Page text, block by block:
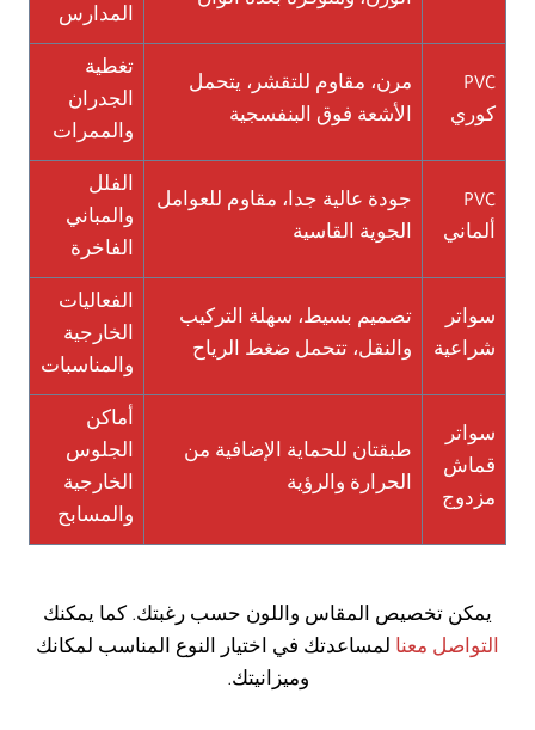
المدارس
PVC
كوري
مرن، مقاوم للتقشر، يتحمل
الأشعة فوق البنفسجية
تغطية
الجدران
والممرات
PVC
ألماني
جودة عالية جدا، مقاوم للعوامل
الجوية القاسية
الفلل
والمباني
الفاخرة
سواتر
شراعية
تصميم بسيط، سهلة التركيب
والنقل، تتحمل ضغط الرياح
الفعاليات
الخارجية
والمناسبات
سواتر
قماش
مزدوج
طبقتان للحماية الإضافية من
الحرارة والرؤية
أماكن
الجلوس
الخارجية
والمسابح
يمكن تخصيص المقاس واللون حسب رغبتك. كما يمكنك
التواصل معنا لمساعدتك في اختيار النوع المناسب لمكانك
وميزانيتك.